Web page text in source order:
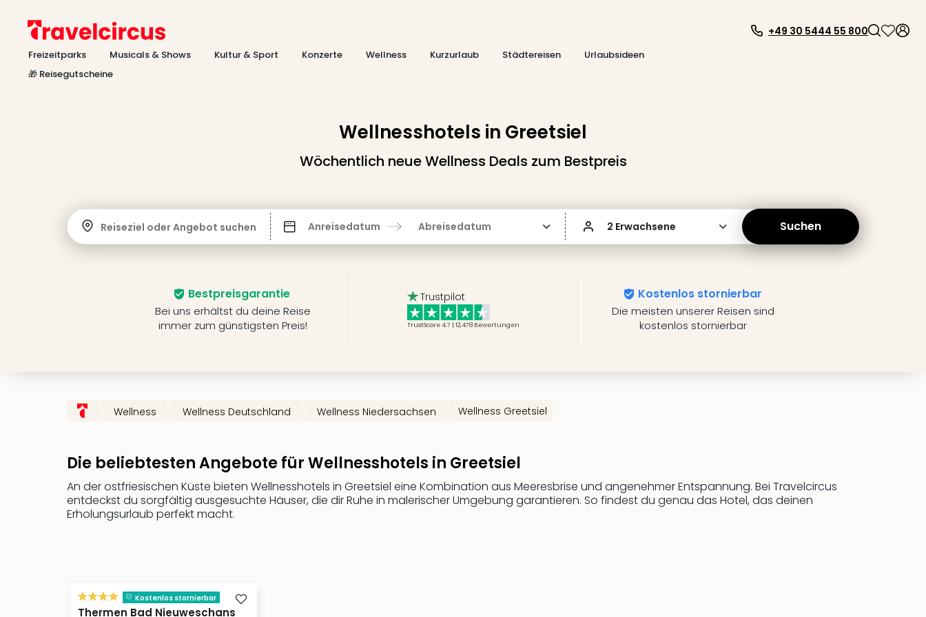
Freizeitparks Musicals & Shows Kultur & Sport Konzerte Wellness Kurzurlaub Städtereisen
Urlaubsideen
🎁 Reisegutscheine
+49 30 5444 55 800
Wellnesshotels in Greetsiel
Wöchentlich neue Wellness Deals zum Bestpreis
Reiseziel oder Angebot suchen Anreisedatum Abreisedatum 2 Erwachsene Suchen
Bestpreisgarantie
Bei uns erhältst du deine Reise
immer zum günstigsten Preis!
Trustpilot
TrustScore 4.7 | 12,478 Bewertungen
Kostenlos stornierbar
Die meisten unserer Reisen sind
kostenlos stornierbar
Wellness Wellness Deutschland Wellness Niedersachsen Wellness Greetsiel
Die beliebtesten Angebote für Wellnesshotels in Greetsiel
An der ostfriesischen Küste bieten Wellnesshotels in Greetsiel eine Kombination aus Meeresbrise und angenehmer Entspannung. Bei Travelcircus
entdeckst du sorgfältig ausgesuchte Häuser, die dir Ruhe in malerischer Umgebung garantieren. So findest du genau das Hotel, das deinen
Erholungsurlaub perfekt macht.
Kostenlos stornierbar
Thermen Bad Nieuweschans